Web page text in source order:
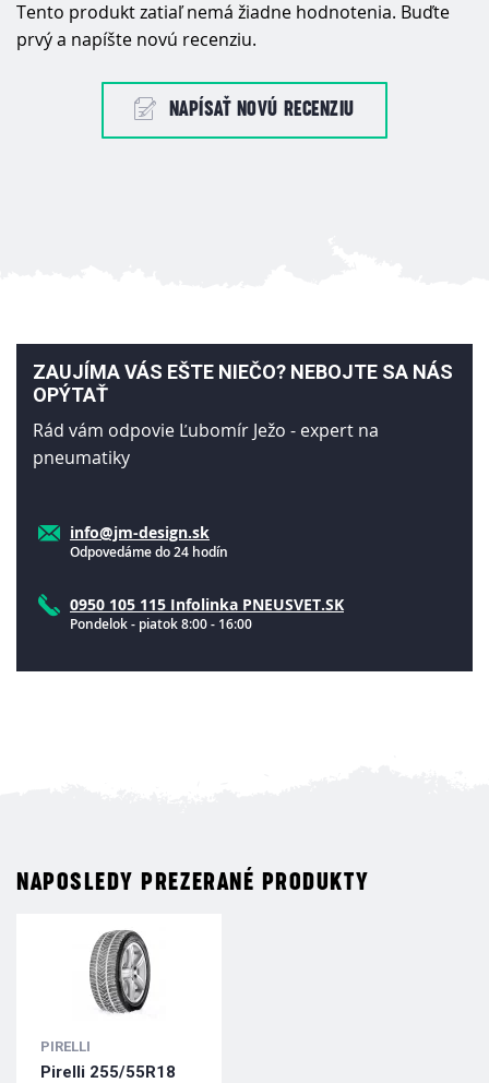
Tento produkt zatiaľ nemá žiadne hodnotenia. Buďte
prvý a napíšte novú recenziu.
NAPÍSAŤ NOVÚ RECENZIU
ZAUJÍMA VÁS EŠTE NIEČO? NEBOJTE SA NÁS
OPÝTAŤ
Rád vám odpovie Ľubomír Ježo - expert na
pneumatiky
info@jm-design.sk
Odpovedáme do 24 hodín
0950 105 115 Infolinka PNEUSVET.SK
Pondelok - piatok 8:00 - 16:00
NAPOSLEDY PREZERANÉ PRODUKTY
PIRELLI
Pirelli 255/55R18